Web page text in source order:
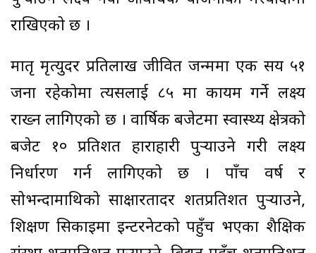
राखिएको छ ।
मातृ मृत्युदर प्रतिलाख जीवित जन्ममा एक सय ५१
जना रहेकोमा त्यसलाई ८५ मा कायम गर्ने लक्ष्य
राख्न लागिएको छ । वार्षिक बजेटमा स्वास्थ्य क्षेत्रको
बजेट १० प्रतिशत हाराहारी पुर्‍याउने गरी लक्ष्य
निर्धारण गर्न लागिएको छ । पाँच वर्ष र
सोभन्दामाथिको साक्षारतादर शतप्रतिशत पुर्‍याउने,
शिक्षण सिकाइमा इन्टरनेटको पहुँच भएका शैक्षिक